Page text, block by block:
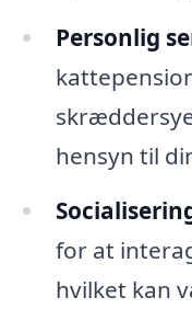
Personlig
hensyn til
for at
hvilket kan